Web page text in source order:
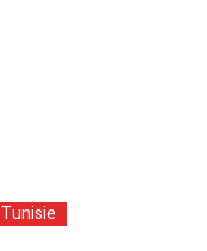
Tunisie